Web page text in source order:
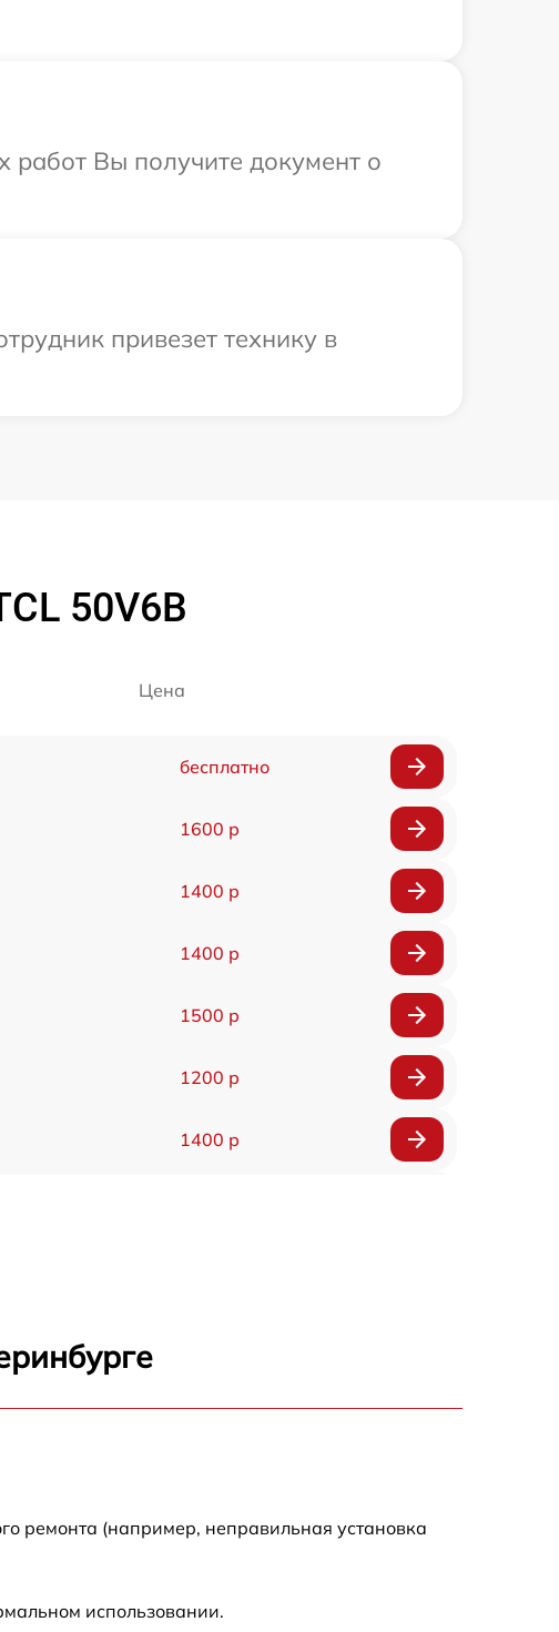
работ Вы получите документ о
привезет технику в
50V6B
Цена
бесплатно
1600 р
1400 р
1400 р
1500 р
1200 р
1400 р
ремонта (например, неправильная установка
использовании.